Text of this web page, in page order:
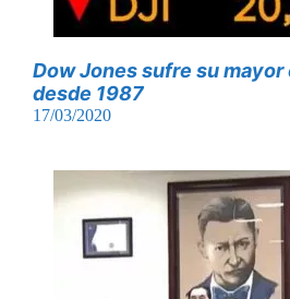
Dow Jones sufre su mayor
desde 1987
17/03/2020